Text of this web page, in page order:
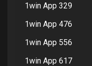
1win App 329
1win App 476
1win App 556
1win App 617